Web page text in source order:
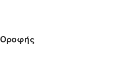
Οροφής